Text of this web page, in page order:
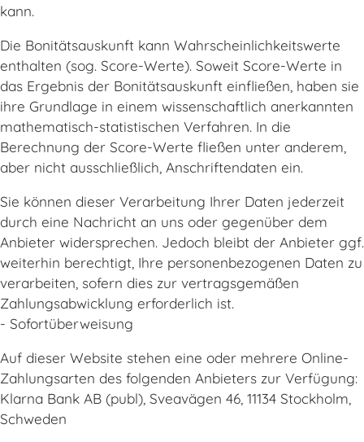
kann.
Die Bonitätsauskunft kann Wahrscheinlichkeitswerte
enthalten (sog. Score-Werte). Soweit Score-Werte in
das Ergebnis der Bonitätsauskunft einfließen, haben sie
ihre Grundlage in einem wissenschaftlich anerkannten
mathematisch-statistischen Verfahren. In die
Berechnung der Score-Werte fließen unter anderem,
aber nicht ausschließlich, Anschriftendaten ein.
Sie können dieser Verarbeitung Ihrer Daten jederzeit
durch eine Nachricht an uns oder gegenüber dem
Anbieter widersprechen. Jedoch bleibt der Anbieter ggf.
weiterhin berechtigt, Ihre personenbezogenen Daten zu
verarbeiten, sofern dies zur vertragsgemäßen
Zahlungsabwicklung erforderlich ist.
- Sofortüberweisung
Auf dieser Website stehen eine oder mehrere Online-
Zahlungsarten des folgenden Anbieters zur Verfügung:
Klarna Bank AB (publ), Sveavägen 46, 11134 Stockholm,
Schweden